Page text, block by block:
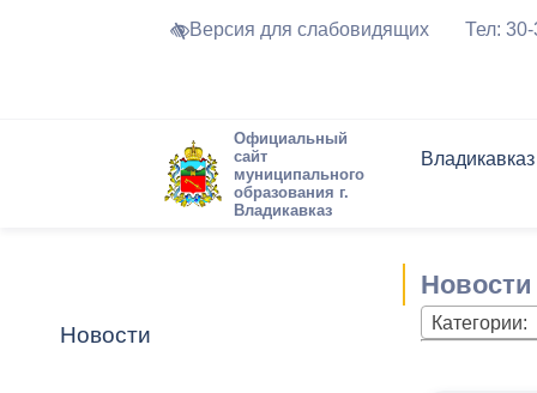
Версия для слабовидящих Тел:
Официальный
сайт
муниципального
образования г.
Владикавказ
Владикавказ
Устав города
Города-
Торги и
Обратная
Комиссии
Новостная
Актуально
Новости
Новости
Категории: